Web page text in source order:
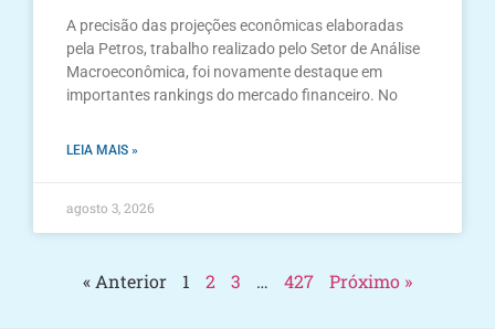
A precisão das projeções econômicas elaboradas
pela Petros, trabalho realizado pelo Setor de Análise
Macroeconômica, foi novamente destaque em
importantes rankings do mercado financeiro. No
LEIA MAIS »
agosto 3, 2026
« Anterior 1 2 3 … 427 Próximo »